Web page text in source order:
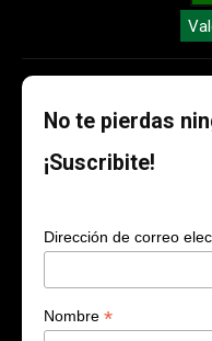
No te pierdas
¡Suscribite!
Dirección de correo
Nombre *